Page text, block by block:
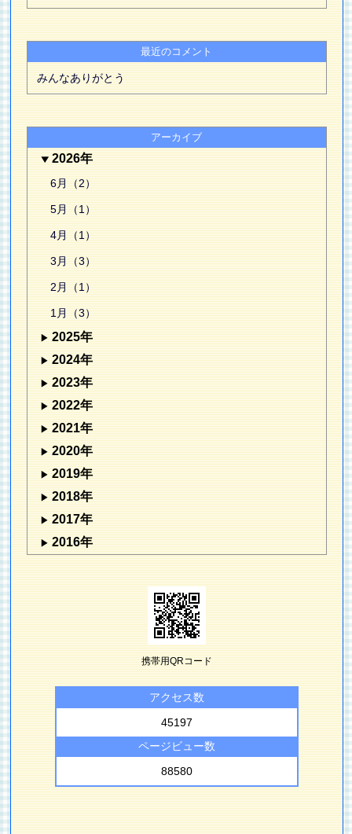
最近のコメント
みんなありがとう
アーカイブ
2026年
6月（2）
5月（1）
4月（1）
3月（3）
2月（1）
1月（3）
2025年
2024年
2023年
2022年
2021年
2020年
2019年
2018年
2017年
2016年
携帯用QRコード
アクセス数
45197
ページビュー数
88580